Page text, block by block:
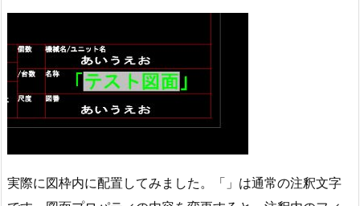
実際に図枠内に配置してみました。「」は通常の注釈文字